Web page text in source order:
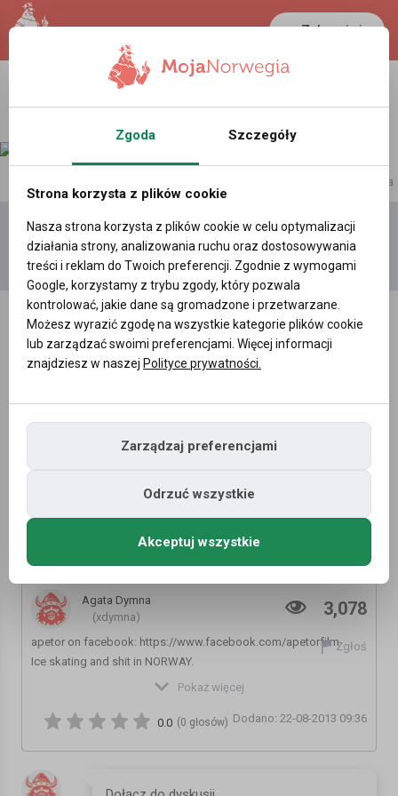
Zaloguj się
LANCASTER
28 °C 0.3887 PLN
reklama
Dodaj
film
Moje
filmy
Wszystkie
Agata Dymna
(xdymna)
3,078
Zgłoś
apetor on facebook: https://www.facebook.com/apetorfilm
Ice skating and shit in NORWAY.
Filmed with Canon Legria HF S11 with wide converter x0,7 and
Location: The lake Goksjø in Sandefjord, Norway.
http://www.huffingtonpost.co.uk/2012/02/10/norwegian-ice-
Pokaż więcej
Dodano: 22-08-2013 09:36
(0 głosów)
0.0
Zgoda Szczegóły
Strona korzysta z plików cookie
Nasza strona korzysta z plików cookie w celu optymalizacji
działania strony, analizowania ruchu oraz dostosowywania
treści i reklam do Twoich preferencji. Zgodnie z wymogami
Google, korzystamy z trybu zgody, który pozwala
kontrolować, jakie dane są gromadzone i przetwarzane.
Możesz wyrazić zgodę na wszystkie kategorie plików cookie
lub zarządzać swoimi preferencjami. Więcej informacji
znajdziesz w naszej Polityce prywatności.
Zarządzaj preferencjami
Odrzuć wszystkie
Akceptuj wszystkie